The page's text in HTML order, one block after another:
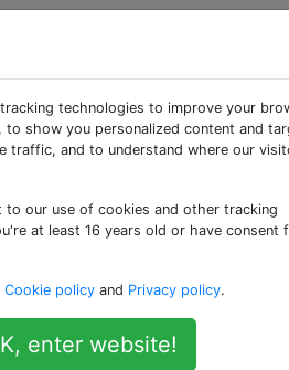
flashing»
Fragen
Image (und das Root-
eines Android-Geräts
ich Standard- oder
ROMs für mein
technologies to improve your
to show you personalized content and
traffic, and to understand where our
to our use of cookies and other tracking
at least 16 years old or have consent
Cookie policy and Privacy policy.
enter website!